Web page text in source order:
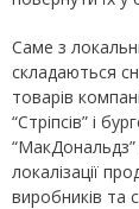
Саме з
складаються
товарів
“Стріпсів” і
локалізації
виробників та